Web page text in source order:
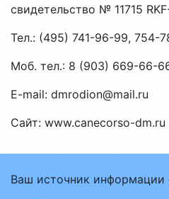
свидетельство № 11715
Тел.: (495) 741-96-99, 754-
Моб. тел.: 8 (903) 669-66-
E-mail: dmrodion@mail.ru
Сайт: www.canecorso-dm.ru
Ваш источник информации